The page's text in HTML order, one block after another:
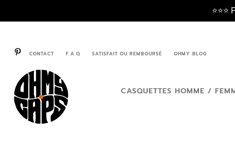
CONTACT F.A.Q SATISFAIT OU REMBOURSÉ OHMY BLOG
CASQUETTES HOMME /